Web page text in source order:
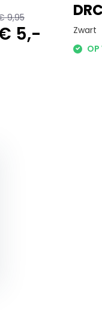
9,95
5,-
Zwart
OP